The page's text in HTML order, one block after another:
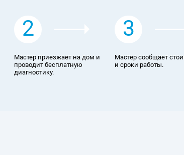
2
Мастер приезжает на дом и
проводит бесплатную
диагностику.
3
Мастер сообщает
и сроки работы.